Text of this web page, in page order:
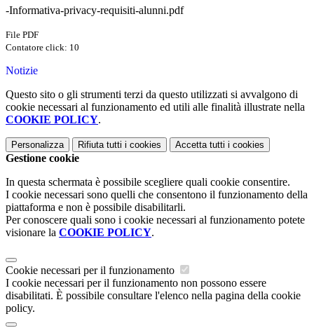
-Informativa-privacy-requisiti-alunni.pdf
File PDF
Contatore click: 10
Notizie
Questo sito o gli strumenti terzi da questo utilizzati si avvalgono di
cookie necessari al funzionamento ed utili alle finalità illustrate nella
COOKIE POLICY.
Personalizza Rifiuta tutti i cookies Accetta tutti i cookies
Gestione cookie
In questa schermata è possibile scegliere quali cookie consentire.
I cookie necessari sono quelli che consentono il funzionamento della
piattaforma e non è possibile disabilitarli.
Per conoscere quali sono i cookie necessari al funzionamento potete
visionare la COOKIE POLICY.
Cookie necessari per il funzionamento
I cookie necessari per il funzionamento non possono essere
disabilitati. È possibile consultare l'elenco nella pagina della cookie
policy.